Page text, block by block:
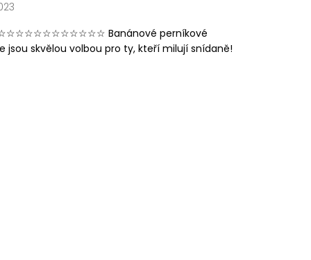
Banánové perníkové
jsou skvělou volbou pro ty, kteří milují snídaně!